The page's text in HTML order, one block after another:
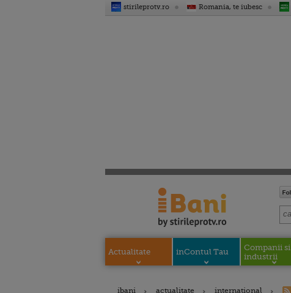
stirileprotv.ro Romania, te iubesc
Actualitate inContul Tau
Companii si
industrii
ibani actualitate international